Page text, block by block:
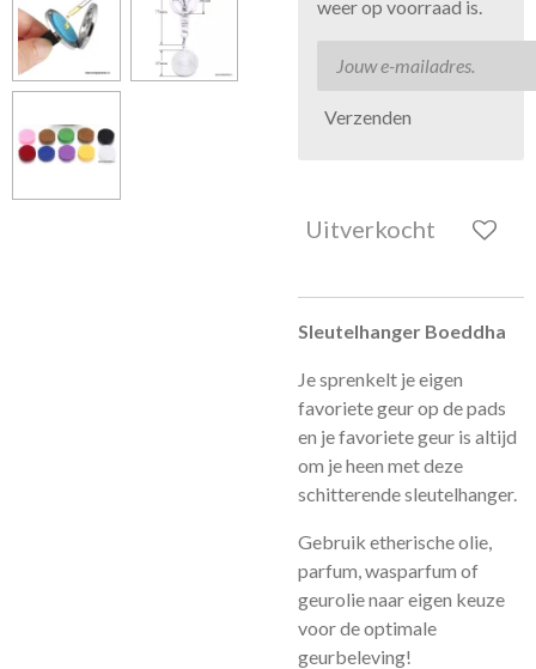
weer op voorraad is.
Verzenden
Uitverkocht
Sleutelhanger Boeddha
Je sprenkelt je eigen
favoriete geur op de pads
en je favoriete geur is altijd
om je heen met deze
schitterende sleutelhanger.
Gebruik etherische olie,
parfum, wasparfum of
geurolie naar eigen keuze
voor de optimale
geurbeleving!